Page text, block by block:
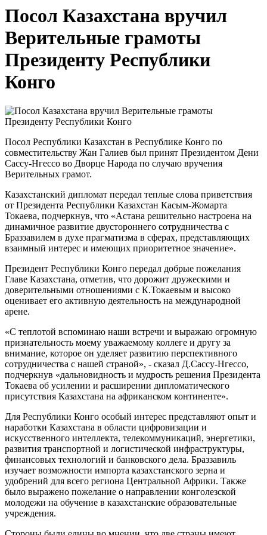
Посол Казахстана вручил
Верительные грамоты
Президенту Республики
Конго
Посол Республики Казахстан в Республике Конго по
совместительству Жан Галиев был принят Президентом Дени
Сассу-Нгессо во Дворце Народа по случаю вручения
Верительных грамот.
Казахстанский дипломат передал теплые слова приветствия
от Президента Республики Казахстан Касым-Жомарта
Токаева, подчеркнув, что «Астана решительно настроена на
динамичное развитие двустороннего сотрудничества с
Браззавилем в духе прагматизма в сферах, представляющих
взаимный интерес и имеющих приоритетное значение».
Президент Республики Конго передал добрые пожелания
Главе Казахстана, отметив, что дорожит дружескими и
доверительными отношениями с К.Токаевым и высоко
оценивает его активную деятельность на международной
арене.
«С теплотой вспоминаю наши встречи и выражаю огромную
признательность моему уважаемому коллеге и другу за
внимание, которое он уделяет развитию перспективного
сотрудничества с нашей страной», - сказал Д.Сассу-Нгессо,
подчеркнув «дальновидность и мудрость решения Президента
Токаева об усилении и расширении дипломатического
присутствия Казахстана на африканском континенте».
Для Республики Конго особый интерес представляют опыт и
наработки Казахстана в области цифровизации и
искусственного интеллекта, телекоммуникаций, энергетики,
развития транспортной и логистической инфраструктуры,
финансовых технологий и банковского дела. Браззавиль
изучает возможности импорта казахстанского зерна и
удобрений для всего региона Центральной Африки. Также
было выражено пожелание о направлении конголезской
молодежи на обучение в казахстанские образовательные
учреждения.